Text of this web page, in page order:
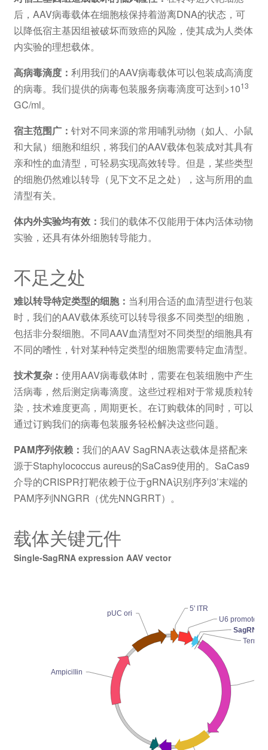
后，AAV病毒载体在细胞核保持着游离DNA的状态，可
以降低宿主基因组被破坏而致癌的风险，使其成为人类体
内实验的理想载体。
高病毒滴度： 利用我们的AAV病毒载体可以包装成高滴度
的病毒。我们提供的病毒包装服务病毒滴度可达到>1013
GC/ml。
宿主范围广： 针对不同来源的常用哺乳动物（如人、小鼠
和大鼠）细胞和组织，将我们的AAV载体包装成对其具有
亲和性的血清型，可轻易实现高效转导。但是，某些类型
的细胞仍然难以转导（见下文不足之处），这与所用的血
清型有关。
体内外实验均有效： 我们的载体不仅能用于体内活体动物
实验，还具有体外细胞转导能力。
不足之处
难以转导特定类型的细胞： 当利用合适的血清型进行包装
时，我们的AAV载体系统可以转导很多不同类型的细胞，
包括非分裂细胞。不同AAV血清型对不同类型的细胞具有
不同的嗜性，针对某种特定类型的细胞需要特定血清型。
技术复杂： 使用AAV病毒载体时，需要在包装细胞中产生
活病毒，然后测定病毒滴度。这些过程相对于常规质粒转
染，技术难度更高，周期更长。在订购载体的同时，可以
通过订购我们的病毒包装服务轻松解决这些问题。
PAM序列依赖： 我们的AAV SagRNA表达载体是搭配来
源于Staphylococcus aureus的SaCas9使用的。SaCas9
介导的CRISPR打靶依赖于位于gRNA识别序列3’末端的
PAM序列NNGRR（优先NNGRRT）。
载体关键元件
Single-SagRNA expression AAV vector
5' ITR
U6 promoter
SagRNA
AmpiciIIin
pUC ori